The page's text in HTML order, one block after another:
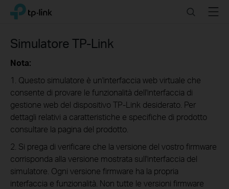
Click
navigation
TP-Link, Reliably Smart SearchMenu
Simulatore TP-Link
Nota:
1. Questo simulatore è un'interfaccia web virtuale che
consente di provare le funzionalità dell'interfaccia di
gestione web del dispositivo TP-Link desiderato. Per
dettagli relativi a caratteristiche e specifiche di prodotto
consultare la pagina del prodotto.
2. Si prega di verificare che la versione del vostro firmware
corrisponda alla versione mostrata sull'interfaccia del
simulatore. Ogni versione firmware ha la propria
interfaccia e funzionalità. Non tutte le versioni firmware